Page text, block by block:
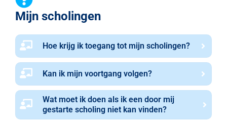
Mijn scholingen
Hoe krijg ik toegang tot mijn scholingen?
Kan ik mijn voortgang volgen?
Wat moet ik doen als ik een door mij
gestarte scholing niet kan vinden?